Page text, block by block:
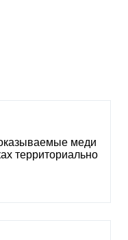
меди
территориально